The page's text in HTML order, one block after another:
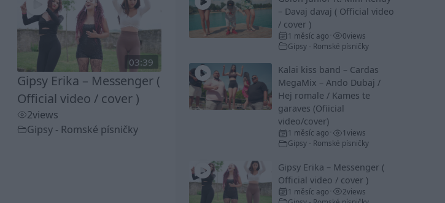
03:39
Gipsy Erika – Messenger (
Official video / cover )
2views
Gipsy - Romské písničky
– Davaj davaj ( Official video
/ cover )
1 měsíc ago 0views
Gipsy - Romské písničky
Kalai kiss band – Cardas
MegaMix – Ando Dubaj /
Hej romale / Kames te
garaves (Ofiicial
video/cover)
1 měsíc ago 1views
Gipsy - Romské písničky
Gipsy Erika – Messenger (
Official video / cover )
1 měsíc ago 2views